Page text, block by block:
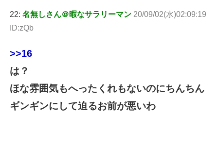
22: 名無しさん＠暇なサラリーマン 20/09/02(水)02:09:19
ID:zQb
>>16
は？
ほな雰囲気もへったくれもないのにちんちん
ギンギンにして迫るお前が悪いわ